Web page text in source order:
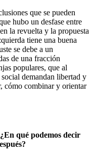
que se pueden
hubo un desfase entre
la revuelta y la propuesta
tiene una buena
se debe a un
de una fracción
populares, que al
demandan libertad y
cómo combinar y orientar
qué podemos decir